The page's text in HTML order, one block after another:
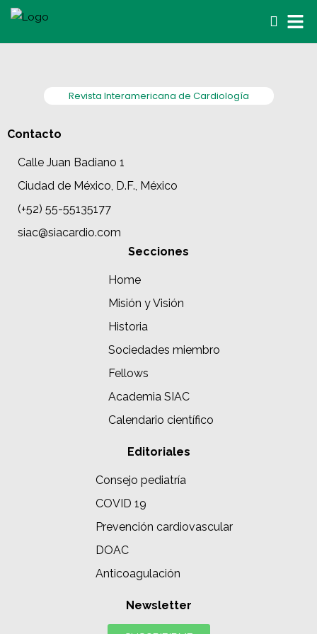
Revista Interamericana de Cardiología
Contacto
Calle Juan Badiano 1
Ciudad de México, D.F., México
(+52) 55-55135177
siac@siacardio.com
Secciones
Home
Misión y Visión
Historia
Sociedades miembro
Fellows
Academia SIAC
Calendario científico
Editoriales
Consejo pediatría
COVID 19
Prevención cardiovascular
DOAC
Anticoagulación
Newsletter